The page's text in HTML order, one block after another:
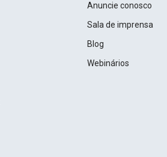
Anuncie conosco
Sala de imprensa
Blog
Webinários